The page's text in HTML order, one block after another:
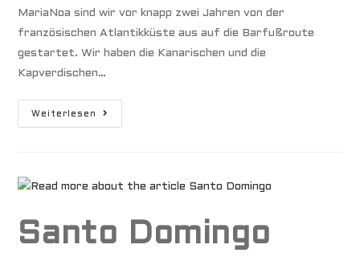
MariaNoa sind wir vor knapp zwei Jahren von der
französischen Atlantikküste aus auf die Barfußroute
gestartet. Wir haben die Kanarischen und die
Kapverdischen…
Weiterlesen
Plan-
Santo Domingo